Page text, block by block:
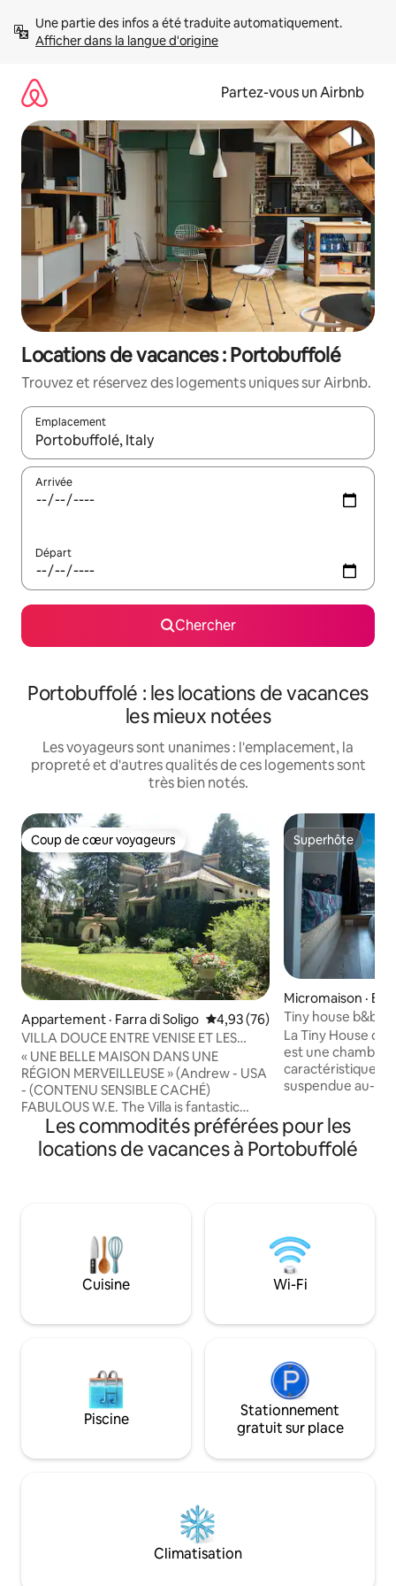
directement
Afficher dans la langue d'origine
Partez-vous un Airbnb
Locations de vacances : Portobuffolé
Trouvez et réservez des logements uniques sur Airbnb.
Emplacement
Quand les résultats sont affichés, parcourez-les en utilisant
Arrivée
Départ
Chercher
Portobuffolé : les locations de vacances
les mieux notées
Les voyageurs sont unanimes : l'emplacement, la
propreté et d'autres qualités de ces logements sont
très bien notés.
Coup de cœur voyageurs
Coup de cœur voyageurs
Appartement · Farra di Soligo Note moyenne de 4,93 sur 5,
4,93 (76)
VILLA DOUCE ENTRE VENISE ET LES
DOLOMITES « ZONE PROSECCO »
« UNE BELLE MAISON DANS UNE
RÉGION MERVEILLEUSE » (Andrew - USA
- (CONTENU SENSIBLE CACHÉ)
FABULOUS W.E. The Villa is fantastic
....perfect restauration, fantastic details
and antic furniture (Giulio - AUS -
(CONTENU SENSIBLE CACHÉ)
un très grand parc au « cœur de la région
du Prosecco » à seulement 45 minutes
en voiture de Venise et 60 minutes de
Cortina D'Ampezzo. Une demeure
étages, soigneusement meublée :
logement : Vous aurez à votre
disposition 1 chambre triple, 2 chambres
doubles, chacune avec salle de bains,
avec baignoire ou douche, lavabo, bidet,
et WC, salon avec cheminée de style
avec climatisation, cheminée et salon. La
climatisation n’est présente que dans le
grenier car dans le reste de la maison, la
température est agréablement fraîche
Superhôte
Superhôte
Micromaison ·
Tiny house b&b
La Tiny House du
est une chambre
caractéristiques
suspendue au-
montagnes et
torrent Ardo. La
permet de vous
équipé de tout le
douche, wi-fi et
Sur le toit,
vue à 360°
Les commodités préférées pour les
locations de vacances à Portobuffolé
Cuisine Wi-Fi
Piscine
Stationnement
gratuit sur place
Climatisation